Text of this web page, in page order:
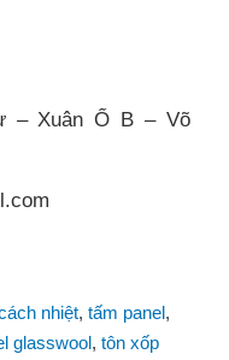
– Xuân Ổ B – Võ
nhiệt,tấm panel,
glasswool,tôn xốp